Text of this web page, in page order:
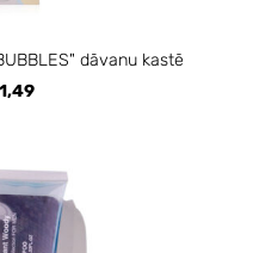
dāvanu kastē